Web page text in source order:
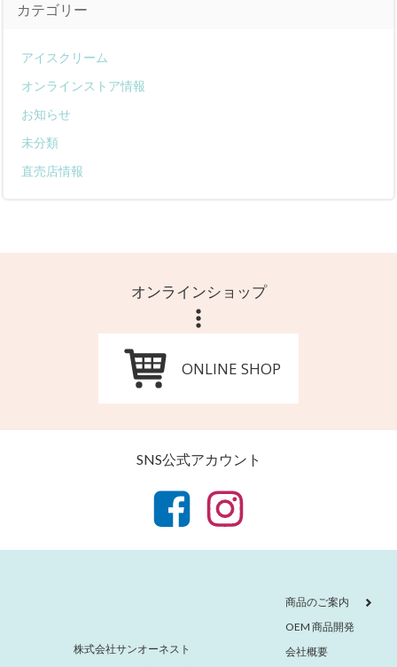
カテゴリー
アイスクリーム
オンラインストア情報
お知らせ
未分類
直売店情報
オンラインショップ
ONLINE SHOP
SNS公式アカウント
株式会社サンオーネスト
商品のご案内
OEM 商品開発
会社概要